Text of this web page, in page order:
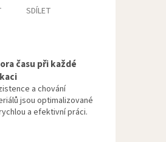
SDÍLET
času při každé
a chování
jsou optimalizované
a efektivní práci.